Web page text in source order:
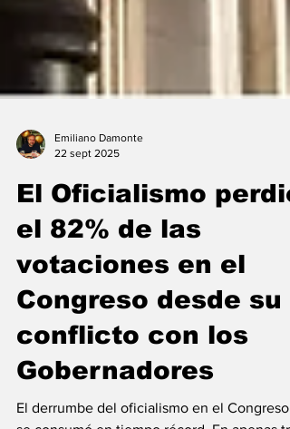
22 sept 2025
El Oficialismo perdio
el 82% de las
votaciones en el
Congreso desde su
conflicto con los
Gobernadores